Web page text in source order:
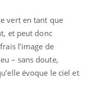
vert en tant que
et peut donc
l’image de
– sans doute,
évoque le ciel et